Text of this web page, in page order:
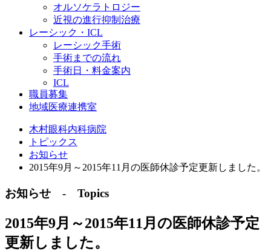
オルソケラトロジー
近視の進行抑制治療
レーシック・ICL
レーシック手術
手術までの流れ
手術日・料金案内
ICL
職員募集
地域医療連携室
木村眼科内科病院
トピックス
お知らせ
2015年9月～2015年11月の医師休診予定更新しました。
お知らせ - Topics
2015年9月～2015年11月の医師休診予定
更新しました。